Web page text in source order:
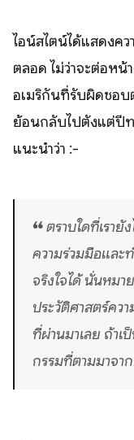
ไอน์สไตน์ได้แสดงค
ตลอด ไม่ว่าจะต่อห
อเมริกันที่รับผิดชอบ
ย้อนกลับไปตั้งแต่ปี
แนะนำว่า :-
❝ ตราบใดที่เรายั
ความร่วมมือและ
จริงใจได้ นั่นหมาย
ประวัติศาสตร์คว
ที่ผ่านมาเลย ถ้าเ
กรรมที่ตามมาจาก